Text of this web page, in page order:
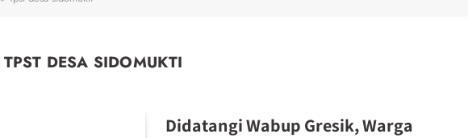
TPST DESA SIDOMUKTI
Didatangi Wabup Gresik, Warga